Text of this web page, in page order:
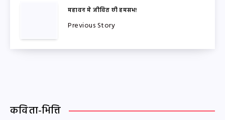
महावन मे जीवित छी हमसभ!
Previous Story
कविता-भित्ति